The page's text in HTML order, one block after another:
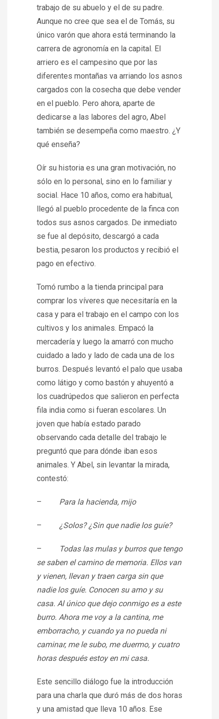
trabajo de su abuelo y el de su padre.
Aunque no cree que sea el de Tomás, su
único varón que ahora está terminando la
carrera de agronomía en la capital. El
arriero es el campesino que por las
diferentes montañas va arriando los asnos
cargados con la cosecha que debe vender
en el pueblo. Pero ahora, aparte de
dedicarse a las labores del agro, Abel
también se desempeña como maestro. ¿Y
qué enseña?
Oír su historia es una gran motivación, no
sólo en lo personal, sino en lo familiar y
social. Hace 10 años, como era habitual,
llegó al pueblo procedente de la finca con
todos sus asnos cargados. De inmediato
se fue al depósito, descargó a cada
bestia, pesaron los productos y recibió el
pago en efectivo.
Tomó rumbo a la tienda principal para
comprar los víveres que necesitaría en la
casa y para el trabajo en el campo con los
cultivos y los animales. Empacó la
mercadería y luego la amarró con mucho
cuidado a lado y lado de cada una de los
burros. Después levantó el palo que usaba
como látigo y como bastón y ahuyentó a
los cuadrúpedos que salieron en perfecta
fila india como si fueran escolares. Un
joven que había estado parado
observando cada detalle del trabajo le
preguntó que para dónde iban esos
animales. Y Abel, sin levantar la mirada,
contestó:
– Para la hacienda, mijo
– ¿Solos? ¿Sin que nadie los guíe?
–
Todas las mulas y burros que tengo
se saben el camino de memoria. Ellos van
y vienen, llevan y traen carga sin que
nadie los guíe. Conocen su amo y su
casa. Al único que dejo conmigo es a este
burro. Ahora me voy a la cantina, me
emborracho, y cuando ya no pueda ni
caminar, me le subo, me duermo, y cuatro
horas después estoy en mi casa.
Este sencillo diálogo fue la introducción
para una charla que duró más de dos horas
y una amistad que lleva 10 años. Ese